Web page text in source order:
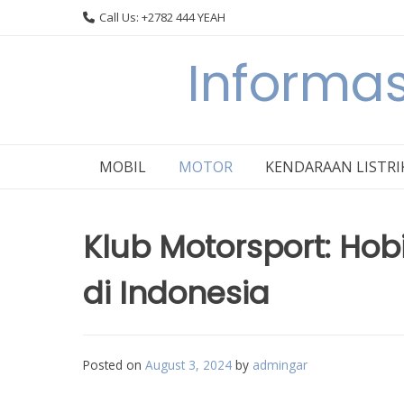
Call Us: +2782 444 YEAH
MOBIL MOTOR KENDARAAN
Klub Motorsport:
di Indonesia
Posted on August 3, 2024 by admingar